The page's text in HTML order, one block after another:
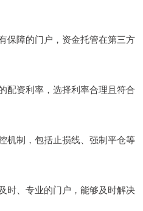
保障的门户，资金托管在第三方
配资利率，选择利率合理且符合
机制，包括止损线、强制平仓等
时、专业的门户，能够及时解决